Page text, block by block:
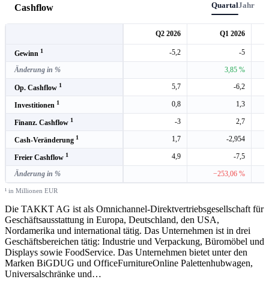
Cashflow QuartalJahr
Q2 2026 Q1 2026
Gewinn 1 -5,2 -5
Änderung in % 3,85 %
Op. Cashflow 1 5,7 -6,2
Investitionen 1 0,8 1,3
Finanz. Cashflow 1 -3 2,7
Cash-Veränderung 1 1,7 -2,954
Freier Cashflow 1 4,9 -7,5
Änderung in % −253,06 %
¹ in Millionen EUR
Die TAKKT AG ist als Omnichannel-Direktvertriebsgesellschaft für
Geschäftsausstattung in Europa, Deutschland, den USA,
Nordamerika und international tätig. Das Unternehmen ist in drei
Geschäftsbereichen tätig: Industrie und Verpackung, Büromöbel und
Displays sowie FoodService. Das Unternehmen bietet unter den
Marken BiGDUG und OfficeFurnitureOnline Palettenhubwagen,
Universalschränke und…